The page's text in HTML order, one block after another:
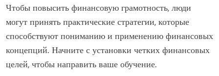
Чтобы повысить финансовую грамотность, люди
могут принять практические стратегии, которые
способствуют пониманию и применению финансовых
концепций. Начните с установки четких финансовых
целей, чтобы направить ваше обучение.